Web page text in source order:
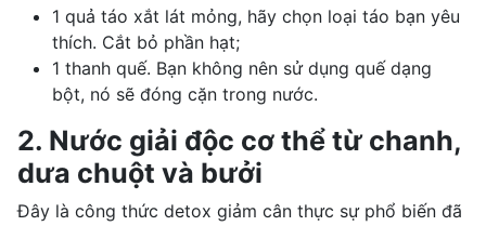
1 quả táo xắt lát mỏng, hãy chọn loại táo bạn yêu
thích. Cắt bỏ phần hạt;
1 thanh quế. Bạn không nên sử dụng quế dạng
bột, nó sẽ đóng cặn trong nước.
2. Nước giải độc cơ thể từ chanh,
dưa chuột và bưởi
Đây là công thức detox giảm cân thực sự phổ biến đã